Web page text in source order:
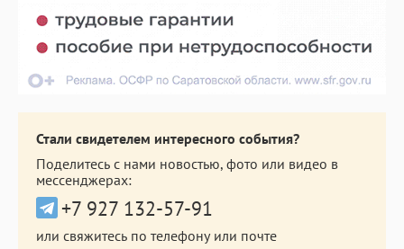
Стали свидетелем интересного события?
Поделитесь с нами новостью, фото или видео в
мессенджерах:
+7 927 132-57-91
или свяжитесь по телефону или почте